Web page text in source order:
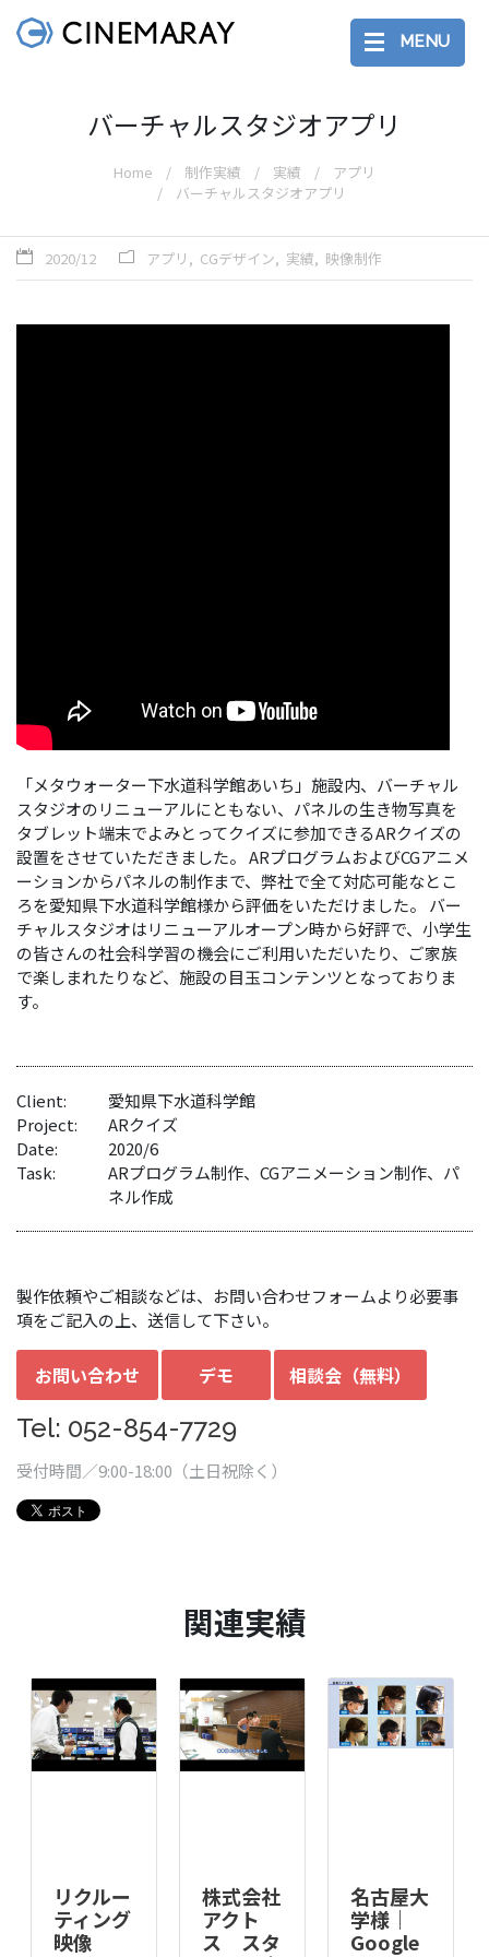
MENU
バーチャルスタジオアプリ
Home 制作実績 実績
アプリ
バーチャルスタジオアプリ
2020/12 アプリ CGデザイン 実績 映像制作
「メタウォーター下水道科学館あいち」施設内、バーチャル
スタジオのリニューアルにともない、パネルの生き物写真を
タブレット端末でよみとってクイズに参加できるARクイズの
設置をさせていただきました。 ARプログラムおよびCGアニメ
ーションからパネルの制作まで、弊社で全て対応可能なとこ
ろを愛知県下水道科学館様から評価をいただけました。 バー
チャルスタジオはリニューアルオープン時から好評で、小学生
の皆さんの社会科学習の機会にご利用いただいたり、ご家族
で楽しまれたりなど、施設の目玉コンテンツとなっておりま
す。
Client:
愛知県下水道科学館
Project:
ARクイズ
Date:
2020/6
Task:
ARプログラム制作、CGアニメーション制作、パ
ネル作成
製作依頼やご相談などは、お問い合わせフォームより必要事
項をご記入の上、送信して下さい。
お問い合わせ デモ 相談会（無料）
Tel: 052-854-7729
受付時間／9:00-18:00（土日祝除く）
関連実績
リクルー
ティング
映像
株式会社
アクト
ス スタ
名古屋大
学様｜
Google